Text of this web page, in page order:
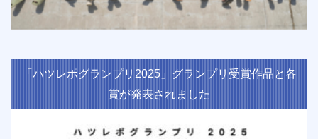
「ハツレポグランプリ2025」グランプリ受賞作品と各
賞が発表されました